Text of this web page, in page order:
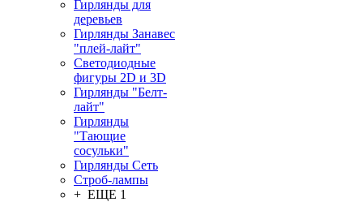
Гирлянды для
деревьев
Гирлянды Занавес
"плей-лайт"
Светодиодные
фигуры 2D и 3D
Гирлянды "Белт-
лайт"
Гирлянды
"Тающие
сосульки"
Гирлянды Сеть
Строб-лампы
+ ЕЩЕ 1